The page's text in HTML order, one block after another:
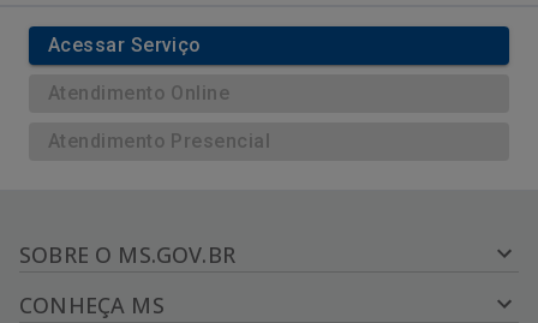
Acessar Serviço
Atendimento Online
Atendimento Presencial
SOBRE O MS.GOV.BR
CONHEÇA MS